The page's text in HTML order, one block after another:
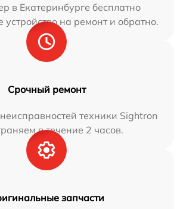
в Екатеринбурге бесплатно
устройство на ремонт и обратно.
Срочный ремонт
техники Sightron
в течение 2 часов.
запчасти